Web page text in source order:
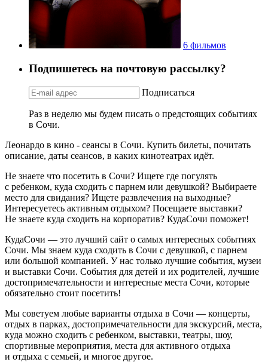
6 фильмов
Подпишетесь на почтовую рассылку?
Подписаться
Раз в неделю мы будем писать о предстоящих событиях
в Сочи.
Леонардо в кино - сеансы в Сочи. Купить билеты, почитать
описание, даты сеансов, в каких кинотеатрах идёт.
Не знаете что посетить в Сочи? Ищете где погулять
с ребенком, куда сходить с парнем или девушкой? Выбираете
место для свидания? Ищете развлечения на выходные?
Интересуетесь активным отдыхом? Посещаете выставки?
Не знаете куда сходить на корпоратив? КудаСочи поможет!
КудаСочи — это лучший сайт о самых интересных событиях
Сочи. Мы знаем куда сходить в Сочи с девушкой, с парнем
или большой компанией. У нас только лучшие события, музеи
и выставки Сочи. События для детей и их родителей, лучшие
достопримечательности и интересные места Сочи, которые
обязательно стоит посетить!
Мы советуем любые варианты отдыха в Сочи — концерты,
отдых в парках, достопримечательности для экскурсий, места,
куда можно сходить с ребенком, выставки, театры, шоу,
спортивные мероприятия, места для активного отдыха
и отдыха с семьей, и многое другое.